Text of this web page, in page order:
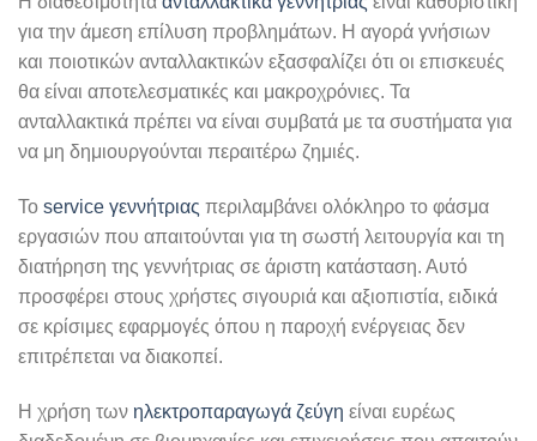
για την άμεση επίλυση προβλημάτων. Η αγορά γνήσιων
και ποιοτικών ανταλλακτικών εξασφαλίζει ότι οι επισκευές
θα είναι αποτελεσματικές και μακροχρόνιες. Τα
ανταλλακτικά πρέπει να είναι συμβατά με τα συστήματα για
να μη δημιουργούνται περαιτέρω ζημιές.
Το service γεννήτριας περιλαμβάνει ολόκληρο το φάσμα
εργασιών που απαιτούνται για τη σωστή λειτουργία και τη
διατήρηση της γεννήτριας σε άριστη κατάσταση. Αυτό
προσφέρει στους χρήστες σιγουριά και αξιοπιστία, ειδικά
σε κρίσιμες εφαρμογές όπου η παροχή ενέργειας δεν
επιτρέπεται να διακοπεί.
Η χρήση των ηλεκτροπαραγωγά ζεύγη είναι ευρέως